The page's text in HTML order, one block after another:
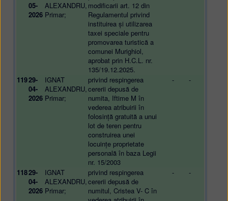
05-
2026
ALEXANDRU,
Primar;
modificarii art. 12 din
Regulamentul privind
instituirea și utilizarea
taxei speciale pentru
promovarea turistică a
comunei Murighiol,
aprobat prin H.C.L. nr.
135/19.12.2025.
11929-
04-
2026
IGNAT
ALEXANDRU,
Primar;
privind respingerea
cererii depusă de
numita, Iftime M în
vederea atribuirii în
folosință gratuită a unui
lot de teren pentru
construirea unei
locuințe proprietate
personală în baza Legii
nr. 15/2003
- -
11829-
04-
2026
IGNAT
ALEXANDRU,
Primar;
privind respingerea
cererii depusă de
numitul, Cristea V- C în
- -